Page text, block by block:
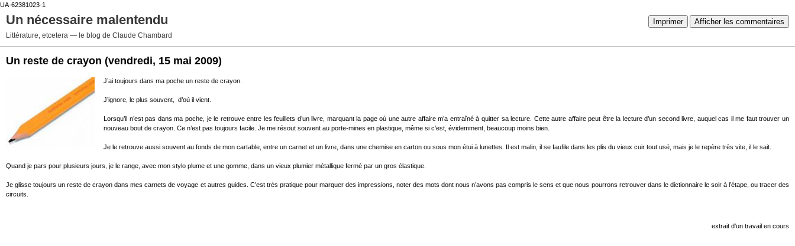
UA-62381023-1
Imprimer Afficher les commentaires
Un nécessaire malentendu
Littérature, etcetera — le blog de Claude Chambard
Un reste de crayon (vendredi, 15 mai 2009)
J’ai toujours dans ma poche un reste de crayon.
J’ignore, le plus souvent, d’où il vient.
Lorsqu’il n’est pas dans ma poche, je le retrouve entre les feuillets d’un livre, marquant la page où une autre affaire m’a entraîné à quitter sa lecture. Cette autre affaire peut être la lecture d’un second livre, auquel cas il me faut trouver un
nouveau bout de crayon. Ce n’est pas toujours facile. Je me résout souvent au porte-mines en plastique, même si c’est, évidemment, beaucoup moins bien.
Je le retrouve aussi souvent au fonds de mon cartable, entre un carnet et un livre, dans une chemise en carton ou sous mon étui à lunettes. Il est malin, il se faufile dans les plis du vieux cuir tout usé, mais je le repère très vite, il le sait.
Quand je pars pour plusieurs jours, je le range, avec mon stylo plume et une gomme, dans un vieux plumier métallique fermé par un gros élastique.
Je glisse toujours un reste de crayon dans mes carnets de voyage et autres guides. C’est très pratique pour marquer des impressions, noter des mots dont nous n’avons pas compris le sens et que nous pourrons retrouver dans le dictionnaire le soir à l’étape, ou tracer des
circuits.
extrait d'un travail en cours